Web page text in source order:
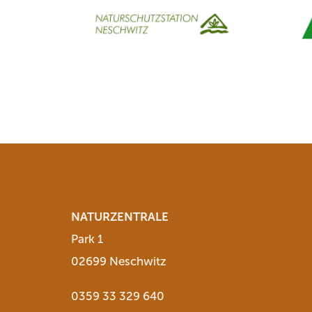
NATURZENTRALE
Park 1
02699 Neschwitz
0359 33 329 640